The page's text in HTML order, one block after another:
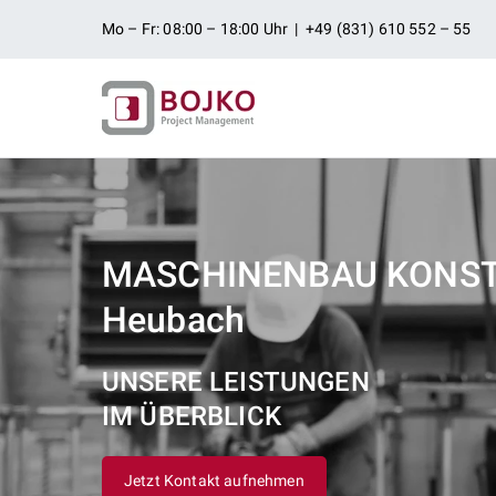
Mo – Fr: 08:00 – 18:00 Uhr | +49 (831) 610 552 – 55
MASCHINENBAU
Heubach
UNSERE LEISTUNGEN
IM ÜBERBLICK
Jetzt Kontakt aufnehmen